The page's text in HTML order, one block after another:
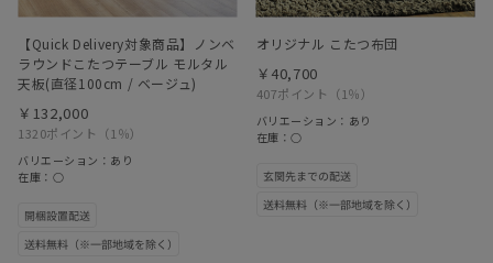
【Quick Delivery対象商品】ノンベ
ラウンドこたつテーブル モルタル
天板(直径100cm / ベージュ)
1320ポイント （1％）
￥132,000
バリエーション：あり
在庫：○
オリジナル こたつ布団
407ポイント （1％）
￥40,700
バリエーション：あり
在庫：○